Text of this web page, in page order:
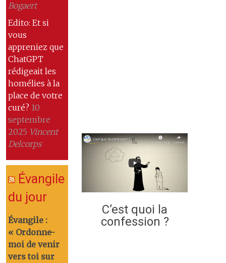
Bogaert
Edito: Et si
vous
appreniez que
ChatGPT
rédigeait les
homélies à la
place de votre
curé? 10
septembre
2025 Vincent
Delcorps
Évangile
du jour
Évangile :
« Ordonne-
moi de venir
vers toi sur
C’est quoi la
confession ?